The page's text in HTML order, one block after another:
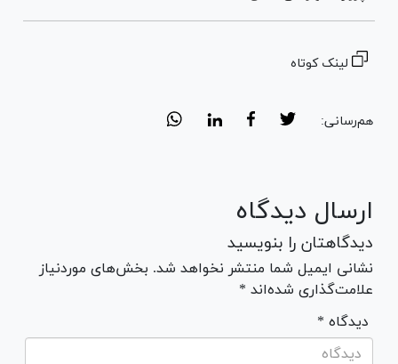
لینک کوتاه
هم‌رسانی:
ارسال دیدگاه
دیدگاهتان را بنویسید
نشانی ایمیل شما منتشر نخواهد شد. بخش‌های موردنیاز
علامت‌گذاری شده‌اند *
* دیدگاه